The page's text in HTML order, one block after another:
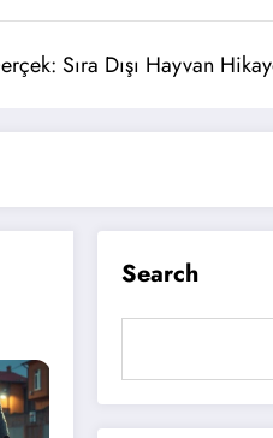
Sıra Dışı Hayvan
Search